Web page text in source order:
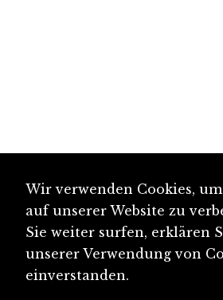
Wir verwenden Cookies,
auf unserer Website zu
Sie weiter surfen, erklären
unserer Verwendung von
einverstanden.